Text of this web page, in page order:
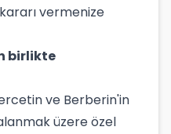
vermenize
birlikte
ve Berberin'in
üzere özel